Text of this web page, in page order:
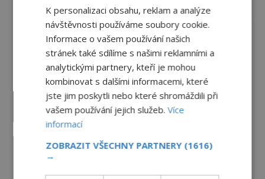
Vesmír a technologie
Co zachycují tajemné snímky
Marsu? Je na něm přeci jen voda?
PREMIUM 7.8.2026
Podivné události roku 2023: Jsou
Američané v obležení UFO?
K personalizaci obsahu, reklam a analýze
návštěvnosti používáme soubory cookie.
Informace o vašem používání našich
stránek také sdílíme s našimi reklamními a
analytickými partnery, kteří je mohou
kombinovat s dalšími informacemi, které
jste jim poskytli nebo které shromáždili při
vašem používání jejich služeb.Více
informací
ZOBRAZIT VŠECHNY PARTNERY (1616)
→